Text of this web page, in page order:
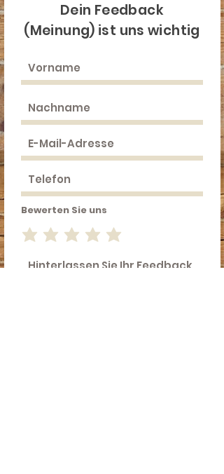
Dein Feedback
(Meinung) ist uns wichtig
Bewerten Sie uns